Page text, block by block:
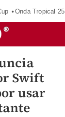
Onda Tropical 25
Swift
usar